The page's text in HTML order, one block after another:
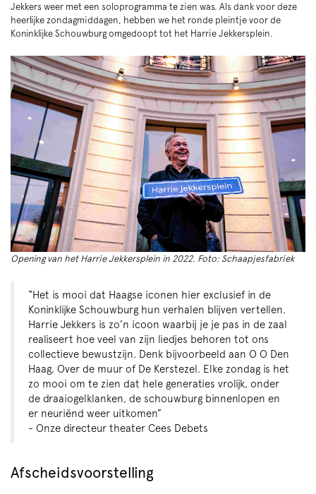
Jekkers weer met een soloprogramma te zien was. Als dank voor deze
heerlijke zondagmiddagen, hebben we het ronde pleintje voor de
Koninklijke Schouwburg omgedoopt tot het Harrie Jekkersplein.
Opening van het Harrie Jekkersplein in 2022. Foto: Schaapjesfabriek
“Het is mooi dat Haagse iconen hier exclusief in de
Koninklijke Schouwburg hun verhalen blijven vertellen.
Harrie Jekkers is zo’n icoon waarbij je je pas in de zaal
realiseert hoe veel van zijn liedjes behoren tot ons
collectieve bewustzijn. Denk bijvoorbeeld aan O O Den
Haag, Over de muur of De Kerstezel. Elke zondag is het
zo mooi om te zien dat hele generaties vrolijk, onder
de draaiogelklanken, de schouwburg binnenlopen en
er neuriënd weer uitkomen”
- Onze directeur theater Cees Debets
Afscheidsvoorstelling